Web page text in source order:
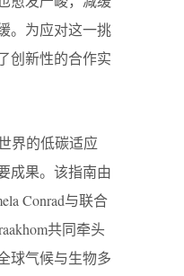
。为应对这一挑
创新性的合作实
界的低碳适应
成果。该指南由
Conrad与联合
共同牵头
球气候与生物多